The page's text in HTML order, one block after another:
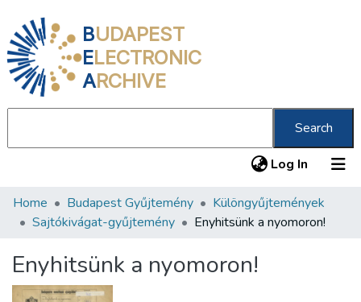
BUDAPEST
ELECTRONIC
ARCHIVE
Search
Log In (current)
Communities & Collections
Statistics
Home Budapest Gyűjtemény
Különgyűjtemények
Sajtókivágat-gyűjtemény
Enyhitsünk a nyomoron!
Enyhitsünk a nyomoron!